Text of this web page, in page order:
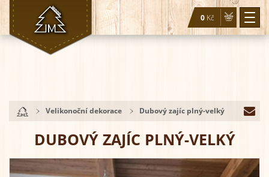
0 Kč
Velikonoční dekorace Dubový zajíc plný-velký
DUBOVÝ ZAJÍC PLNÝ-VELKÝ